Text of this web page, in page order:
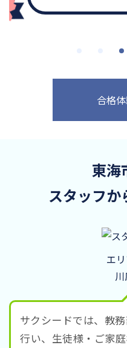
合格
東海
スタッフか
エ
サクシードでは、教
行い、生徒様・ご家